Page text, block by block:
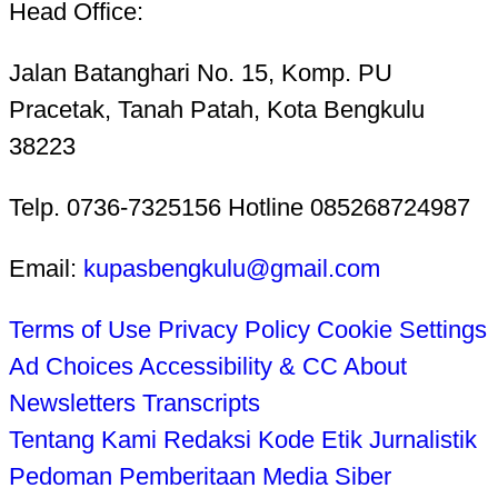
Head Office:
Jalan Batanghari No. 15, Komp. PU
Pracetak, Tanah Patah, Kota Bengkulu
38223
Telp. 0736-7325156 Hotline 085268724987
Email: kupasbengkulu@gmail.com
Terms of Use Privacy Policy Cookie Settings
Ad Choices Accessibility & CC About
Newsletters Transcripts
Tentang Kami Redaksi Kode Etik Jurnalistik
Pedoman Pemberitaan Media Siber